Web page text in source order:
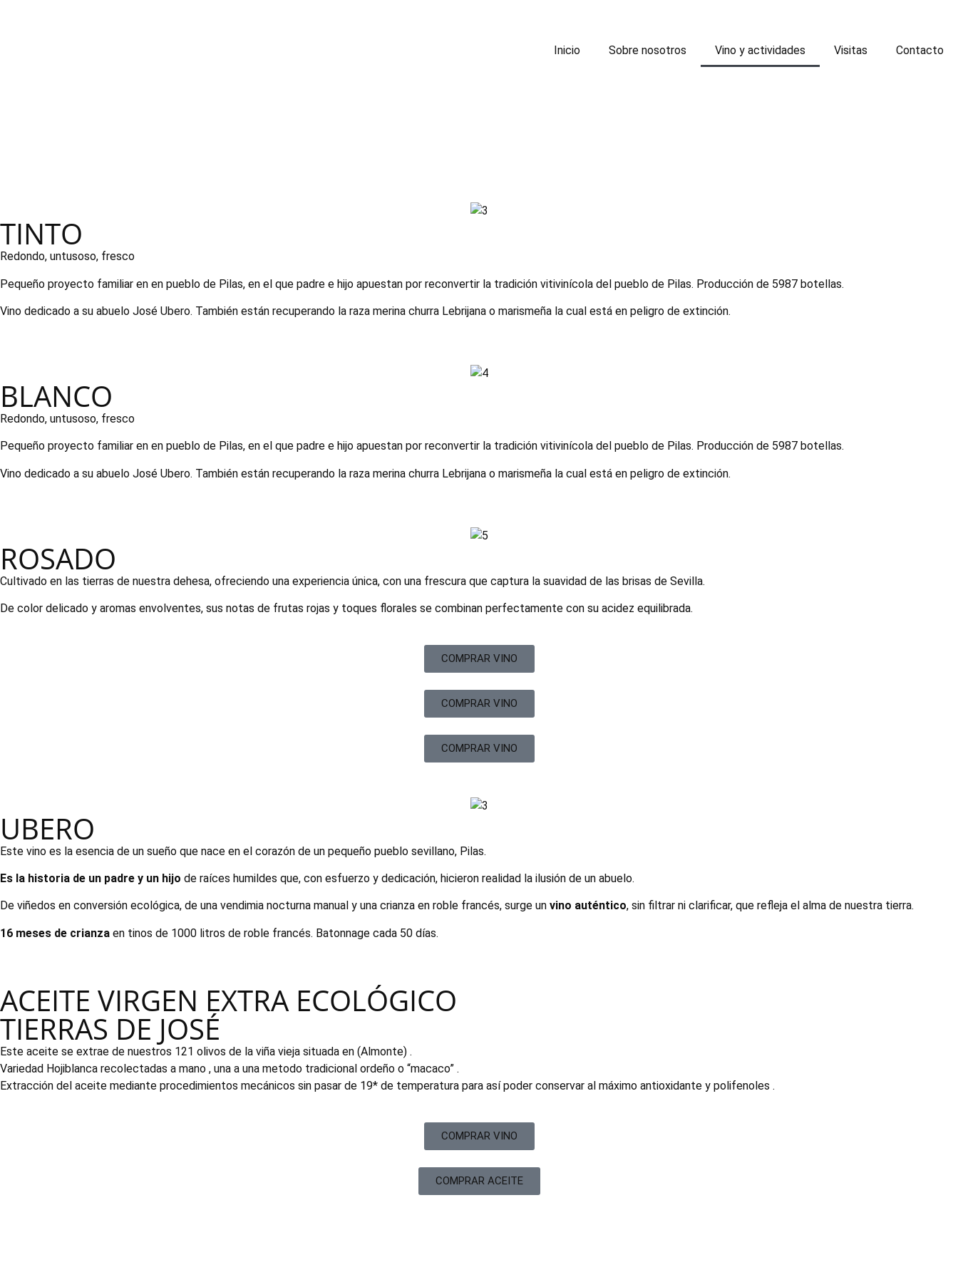
Inicio Sobre nosotros Vino y actividades Visitas Contacto
TINTO
Redondo, untusoso, fresco
Pequeño proyecto familiar en en pueblo de Pilas, en el que padre e hijo apuestan por reconvertir la tradición vitivinícola del pueblo de Pilas. Producción de 5987 botellas.
Vino dedicado a su abuelo José Ubero. También están recuperando la raza merina churra Lebrijana o marismeña la cual está en peligro de extinción.
BLANCO
Redondo, untusoso, fresco
Pequeño proyecto familiar en en pueblo de Pilas, en el que padre e hijo apuestan por reconvertir la tradición vitivinícola del pueblo de Pilas. Producción de 5987 botellas.
Vino dedicado a su abuelo José Ubero. También están recuperando la raza merina churra Lebrijana o marismeña la cual está en peligro de extinción.
ROSADO
Cultivado en las tierras de nuestra dehesa, ofreciendo una experiencia única, con una frescura que captura la suavidad de las brisas de Sevilla.
De color delicado y aromas envolventes, sus notas de frutas rojas y toques florales se combinan perfectamente con su acidez equilibrada.
COMPRAR VINO
COMPRAR VINO
COMPRAR VINO
UBERO
Este vino es la esencia de un sueño que nace en el corazón de un pequeño pueblo sevillano, Pilas.
Es la historia de un padre y un hijo de raíces humildes que, con esfuerzo y dedicación, hicieron realidad la ilusión de un abuelo.
De viñedos en conversión ecológica, de una vendimia nocturna manual y una crianza en roble francés, surge un vino auténtico, sin filtrar ni clarificar, que refleja el alma de nuestra tierra.
16 meses de crianza en tinos de 1000 litros de roble francés. Batonnage cada 50 días.
ACEITE VIRGEN EXTRA ECOLÓGICO
TIERRAS DE JOSÉ
Este aceite se extrae de nuestros 121 olivos de la viña vieja situada en (Almonte) .
Variedad Hojiblanca recolectadas a mano , una a una metodo tradicional ordeño o “macaco” .
Extracción del aceite mediante procedimientos mecánicos sin pasar de 19* de temperatura para así poder conservar al máximo antioxidante y polifenoles .
COMPRAR VINO
COMPRAR ACEITE